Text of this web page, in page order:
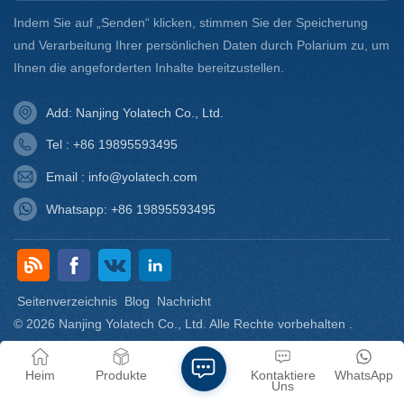
Aushärtungsgeschwindigkeit
im späteren Verlauf. Die
Produkte weisen eine
ausgezeichnete Korrosions-
Indem Sie auf „Senden“ klicken, stimmen Sie der Speicherung
und Verarbeitung Ihrer persönlichen Daten durch Polarium zu, um
Ihnen die angeforderten Inhalte bereitzustellen.
Add: Nanjing Yolatech Co., Ltd.
Tel : +86 19895593495
Email : info@yolatech.com
Whatsapp: +86 19895593495
Seitenverzeichnis Blog
Nachricht
© 2026 Nanjing Yolatech Co., Ltd. Alle Rechte vorbehalten .
Seitenverzeichnis
DATENSCHUTZRICHTLINIE
IPv6-Netzwerk unterstützt
Heim Produkte WhatsApp
Kontaktiere
Uns